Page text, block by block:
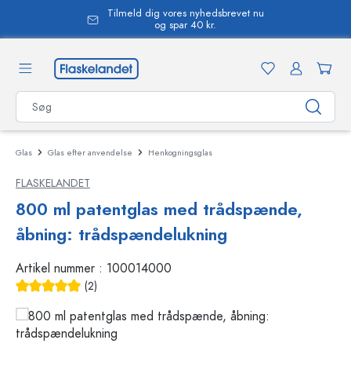
Tilmeld dig vores nyhedsbrevet nu
og spar 40 kr.
Glas Glas efter anvendelse Henkogningsglas
FLASKELANDET
800 ml patentglas med trådspænde,
åbning: trådspændelukning
Artikel nummer : 100014000
(2)